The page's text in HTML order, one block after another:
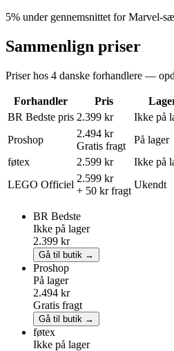
5% under gennemsnittet for Marvel-
Sammenlign priser
Priser hos 4 danske forhandlere —
Forhandler Pris
BR Bedste pris 2.399 kr Ikke på
Proshop
2.494 kr
Gratis fragt
På lager
føtex 2.599 kr Ikke på
LEGO Officiel
2.599 kr
+ 50 kr fragt
Ukendt
BR Bedste
Ikke på lager
2.399 kr
Gå til butik →
Proshop
På lager
2.494 kr
Gratis fragt
Gå til butik →
føtex
Ikke på lager